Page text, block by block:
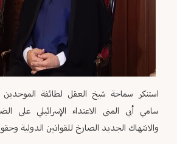
استنكر سماحة شيخ العقل لطائفة الموحدين
سامي أبي المنى الاعتداء الإسرائيلي على
والانتهاك الجديد الصارخ للقوانين الدولية